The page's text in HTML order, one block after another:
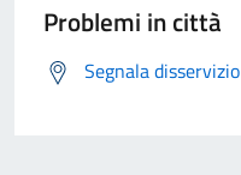
Problemi in città
Segnala disservizio